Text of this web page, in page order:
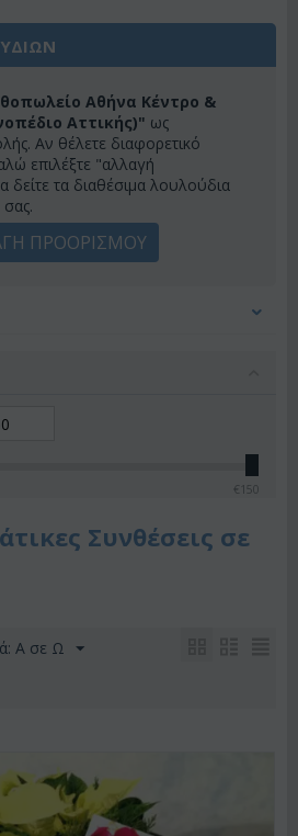
Αθήνα Κέντρο &
Αττικής)" ως
Αν θέλετε διαφορετικό
επιλέξτε "αλλαγή
δείτε τα διαθέσιμα λουλούδια
ΠΡΟΟΡΙΣΜΟΥ
€ 150
Συνθέσεις σε
A σε Ω